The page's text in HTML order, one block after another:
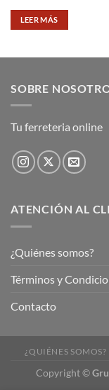
LEER MÁS
SOBRE
Tu ferreteria online
ATENCIÓN AL
¿Quiénes somos?
Términos y
Contacto
¿QUIÉNES SOMOS?
Copyright©